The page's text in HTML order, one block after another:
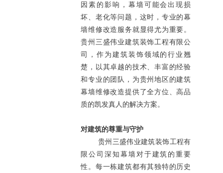
因素的影响，幕墙可能会出现损
坏、老化等问题，这时，专业的幕
墙维修改造服务就显得尤为重要。
贵州三盛伟业建筑装饰工程有限公
司，作为建筑装饰领域的行业翘
楚，以其卓越的技术、丰富的经验
和专业的团队，为贵州地区的建筑
幕墙维修改造提供了全方位、高品
质的凯发真人的解决方案。
对建筑的尊重与守护
贵州三盛伟业建筑装饰工程有
限公司深知幕墙对于建筑的重要
性。每一栋建筑都有其独特的历史